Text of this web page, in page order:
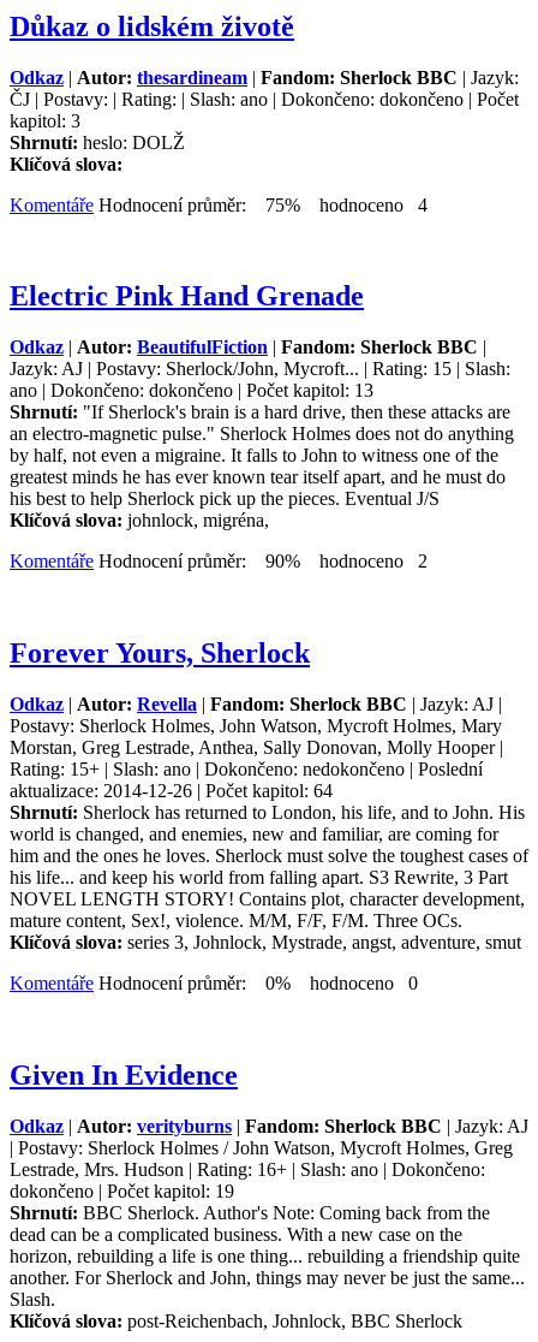
Důkaz o lidském životě
Odkaz | Autor: thesardineam | Fandom: Sherlock BBC | Jazyk:
ČJ | Postavy: | Rating: | Slash: ano | Dokončeno: dokončeno | Počet
kapitol: 3
Shrnutí: heslo: DOLŽ
Klíčová slova:
Komentáře Hodnocení průměr: 75% hodnoceno 4
Electric Pink Hand Grenade
Odkaz | Autor: BeautifulFiction | Fandom: Sherlock BBC |
Jazyk: AJ | Postavy: Sherlock/John, Mycroft... | Rating: 15 | Slash:
ano | Dokončeno: dokončeno | Počet kapitol: 13
Shrnutí: "If Sherlock's brain is a hard drive, then these attacks are
an electro-magnetic pulse." Sherlock Holmes does not do anything
by half, not even a migraine. It falls to John to witness one of the
greatest minds he has ever known tear itself apart, and he must do
his best to help Sherlock pick up the pieces. Eventual J/S
Klíčová slova: johnlock, migréna,
Komentáře Hodnocení průměr: 90% hodnoceno 2
Forever Yours, Sherlock
Odkaz | Autor: Revella | Fandom: Sherlock BBC | Jazyk: AJ |
Postavy: Sherlock Holmes, John Watson, Mycroft Holmes, Mary
Morstan, Greg Lestrade, Anthea, Sally Donovan, Molly Hooper |
Rating: 15+ | Slash: ano | Dokončeno: nedokončeno | Poslední
aktualizace: 2014-12-26 | Počet kapitol: 64
Shrnutí: Sherlock has returned to London, his life, and to John. His
world is changed, and enemies, new and familiar, are coming for
him and the ones he loves. Sherlock must solve the toughest cases of
his life... and keep his world from falling apart. S3 Rewrite, 3 Part
NOVEL LENGTH STORY! Contains plot, character development,
mature content, Sex!, violence. M/M, F/F, F/M. Three OCs.
Klíčová slova: series 3, Johnlock, Mystrade, angst, adventure, smut
Komentáře Hodnocení průměr: 0% hodnoceno 0
Given In Evidence
Odkaz | Autor: verityburns | Fandom: Sherlock BBC | Jazyk: AJ
| Postavy: Sherlock Holmes / John Watson, Mycroft Holmes, Greg
Lestrade, Mrs. Hudson | Rating: 16+ | Slash: ano | Dokončeno:
dokončeno | Počet kapitol: 19
Shrnutí: BBC Sherlock. Author's Note: Coming back from the
dead can be a complicated business. With a new case on the
horizon, rebuilding a life is one thing... rebuilding a friendship quite
another. For Sherlock and John, things may never be just the same...
Slash.
Klíčová slova: post-Reichenbach, Johnlock, BBC Sherlock